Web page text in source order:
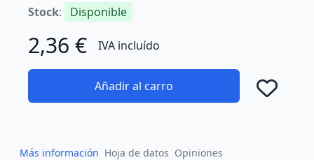
Stock: Disponible
2,36 € IVA incluído
Añadir al carro
Más información Hoja de datos Opiniones